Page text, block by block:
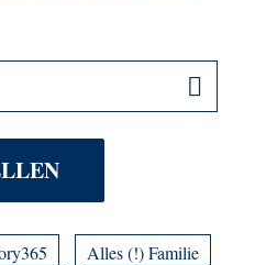
Alles (!) Familie